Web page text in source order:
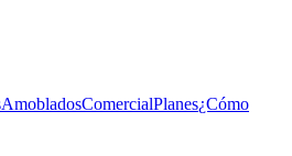
AmobladosComercialPlanes¿Cómo